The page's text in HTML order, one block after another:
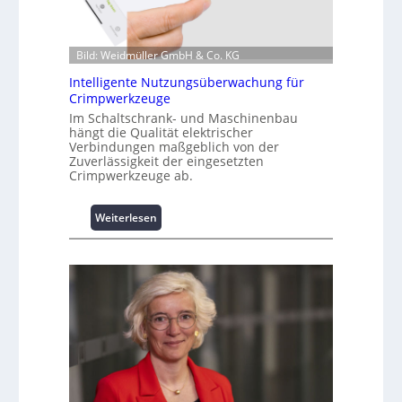
t
i
o
n
z
u
L
a
s
t
p
i
z
e
n
m
a
n
g
Bild: Weidmüller GmbH & Co. KG
Intelligente Nutzungsüberwachung für
Crimpwerkzeuge
Im Schaltschrank- und Maschinenbau
hängt die Qualität elektrischer
Verbindungen maßgeblich von der
Zuverlässigkeit der eingesetzten
Crimpwerkzeuge ab.
Weiterlesen:
I
t
e
l
l
i
g
e
n